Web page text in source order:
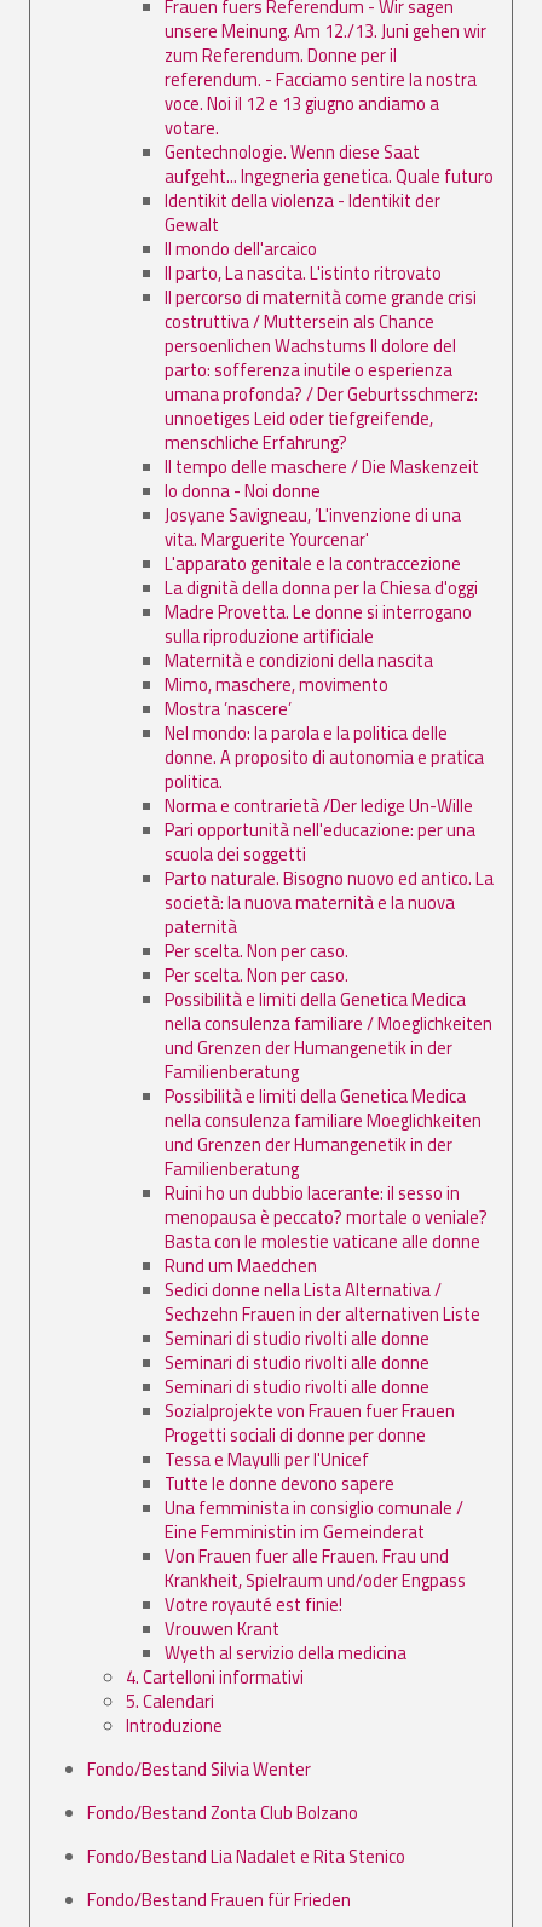
Frauen fuers Referendum - Wir sagen
unsere Meinung. Am 12./13. Juni gehen wir
zum Referendum. Donne per il
referendum. - Facciamo sentire la nostra
voce. Noi il 12 e 13 giugno andiamo a
votare.
Gentechnologie. Wenn diese Saat
aufgeht... Ingegneria genetica. Quale futuro
Identikit della violenza - Identikit der
Gewalt
Il mondo dell'arcaico
Il parto, La nascita. L'istinto ritrovato
Il percorso di maternità come grande crisi
costruttiva / Muttersein als Chance
persoenlichen Wachstums Il dolore del
parto: sofferenza inutile o esperienza
umana profonda? / Der Geburtsschmerz:
unnoetiges Leid oder tiefgreifende,
menschliche Erfahrung?
Il tempo delle maschere / Die Maskenzeit
Io donna - Noi donne
Josyane Savigneau, ’L'invenzione di una
vita. Marguerite Yourcenar'
L'apparato genitale e la contraccezione
La dignità della donna per la Chiesa d'oggi
Madre Provetta. Le donne si interrogano
sulla riproduzione artificiale
Maternità e condizioni della nascita
Mimo, maschere, movimento
Mostra ’nascere’
Nel mondo: la parola e la politica delle
donne. A proposito di autonomia e pratica
politica.
Norma e contrarietà /Der ledige Un-Wille
Pari opportunità nell'educazione: per una
scuola dei soggetti
Parto naturale. Bisogno nuovo ed antico. La
società: la nuova maternità e la nuova
paternità
Per scelta. Non per caso.
Per scelta. Non per caso.
Possibilità e limiti della Genetica Medica
nella consulenza familiare / Moeglichkeiten
und Grenzen der Humangenetik in der
Familienberatung
Possibilità e limiti della Genetica Medica
nella consulenza familiare Moeglichkeiten
und Grenzen der Humangenetik in der
Familienberatung
Ruini ho un dubbio lacerante: il sesso in
menopausa è peccato? mortale o veniale?
Basta con le molestie vaticane alle donne
Rund um Maedchen
Sedici donne nella Lista Alternativa /
Sechzehn Frauen in der alternativen Liste
Seminari di studio rivolti alle donne
Seminari di studio rivolti alle donne
Seminari di studio rivolti alle donne
Sozialprojekte von Frauen fuer Frauen
Progetti sociali di donne per donne
Tessa e Mayulli per l'Unicef
Tutte le donne devono sapere
Una femminista in consiglio comunale /
Eine Femministin im Gemeinderat
Von Frauen fuer alle Frauen. Frau und
Krankheit, Spielraum und/oder Engpass
Votre royauté est finie!
Vrouwen Krant
Wyeth al servizio della medicina
4. Cartelloni informativi
5. Calendari
Introduzione
Fondo/Bestand Silvia Wenter
Fondo/Bestand Zonta Club Bolzano
Fondo/Bestand Lia Nadalet e Rita Stenico
Fondo/Bestand Frauen für Frieden